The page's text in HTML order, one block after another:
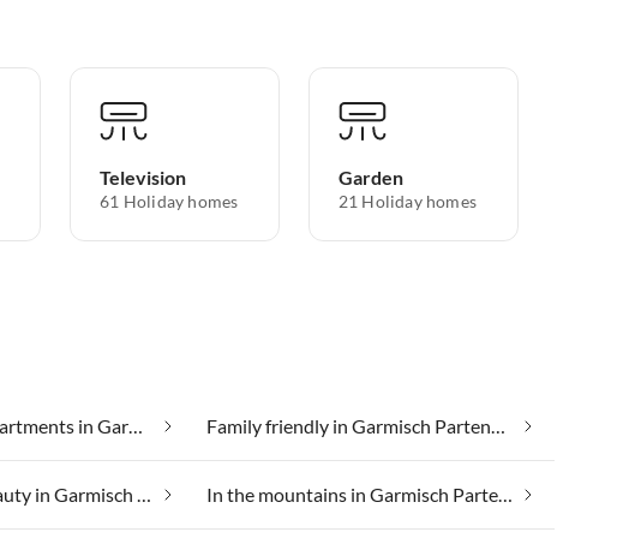
Television
61 Holiday homes
Garden
21 Holiday homes
Cheap vacation apartments in Garmisch Partenkirchen Family friendly in Garmisch Partenkirchen
Health spa and beauty in Garmisch Partenkirchen In the mountains in Garmisch Partenkirchen